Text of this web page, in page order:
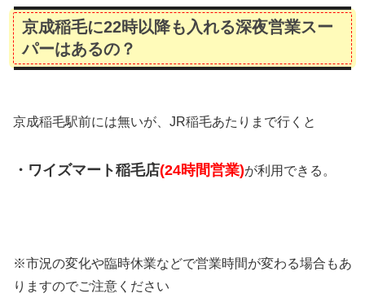
京成稲毛に22時以降も入れる深夜営業スー
パーはあるの？
京成稲毛駅前には無いが、JR稲毛あたりまで行くと
・ワイズマート稲毛店(24時間営業)が利用できる。
※市況の変化や臨時休業などで営業時間が変わる場合もあ
りますのでご注意ください